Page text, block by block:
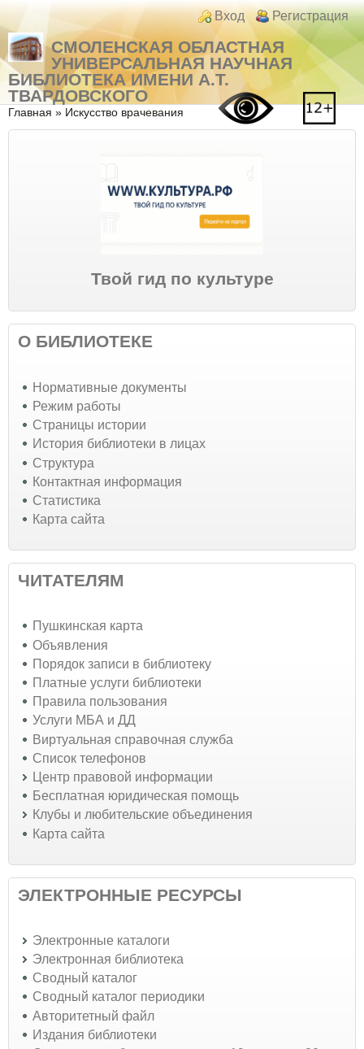
Перейти к основному содержанию
Skip to search
Login links
Вход Регистрация
СМОЛЕНСКАЯ ОБЛАСТНАЯ
УНИВЕРСАЛЬНАЯ НАУЧНАЯ
БИБЛИОТЕКА ИМЕНИ А.Т.
ТВАРДОВСКОГО
Вы здесь
Главная » Искусство врачевания
Твой гид по культуре
О БИБЛИОТЕКЕ
Нормативные документы
Режим работы
Страницы истории
История библиотеки в лицах
Структура
Контактная информация
Статистика
Карта сайта
ЧИТАТЕЛЯМ
Пушкинская карта
Объявления
Порядок записи в библиотеку
Платные услуги библиотеки
Правила пользования
Услуги МБА и ДД
Виртуальная справочная служба
Список телефонов
Центр правовой информации
Бесплатная юридическая помощь
Клубы и любительские объединения
Карта сайта
ЭЛЕКТРОННЫЕ РЕСУРСЫ
Электронные каталоги
Электронная библиотека
Сводный каталог
Сводный каталог периодики
Авторитетный файл
Издания библиотеки